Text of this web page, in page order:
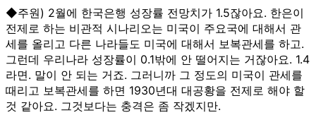
◆주원) 2월에 한국은행 성장률 전망치가 1.5잖아요. 한은이
전제로 하는 비관적 시나리오는 미국이 주요국에 대해서 관
세를 올리고 다른 나라들도 미국에 대해서 보복관세를 하고.
그런데 우리나라 성장률이 0.1밖에 안 떨어지는 거잖아요. 1.4
라면. 말이 안 되는 거죠. 그러니까 그 정도의 미국이 관세를
때리고 보복관세를 하면 1930년대 대공황을 전제로 해야 할
것 같아요. 그것보다는 충격은 좀 작겠지만.